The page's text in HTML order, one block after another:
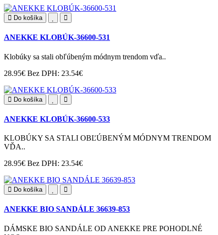
Do košíka
ANEKKE KLOBÚK-36600-531
Klobúky sa stali obľúbeným módnym trendom vďa..
28.95€ Bez DPH: 23.54€
Do košíka
ANEKKE KLOBÚK-36600-533
KLOBÚKY SA STALI OBĽÚBENÝM MÓDNYM TRENDOM
VĎA..
28.95€ Bez DPH: 23.54€
Do košíka
ANEKKE BIO SANDÁLE 36639-853
DÁMSKE BIO SANDÁLE OD ANEKKE PRE POHODLNÉ